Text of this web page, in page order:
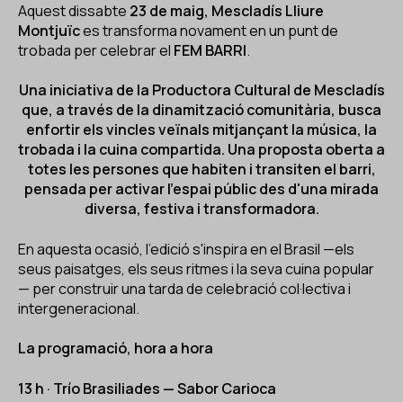
Aquest dissabte 23 de maig, Mescladís Lliure
Montjuïces transforma novament en un punt de
trobada per celebrar el FEM BARRI.
Una iniciativa de la Productora Cultural de Mescladís
que, a través de la dinamització comunitària, busca
enfortir els vincles veïnals mitjançant la música, la
trobada i la cuina compartida. Una proposta oberta a
totes les persones que habiten i transiten el barri,
pensada per activar l'espai públic des d'una mirada
diversa, festiva i transformadora.
En aquesta ocasió, l'edició s'inspira en el Brasil —els
seus paisatges, els seus ritmes i la seva cuina popular
— per construir una tarda de celebració col·lectiva i
intergeneracional.
La programació, hora a hora
13 h · Trío Brasiliades — Sabor Carioca